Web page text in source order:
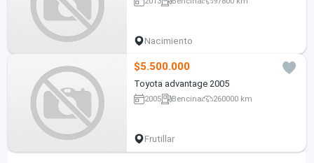
Nacimiento
$5.500.000
Toyota advantage 2005
2005 Bencina 260000 km
Frutillar